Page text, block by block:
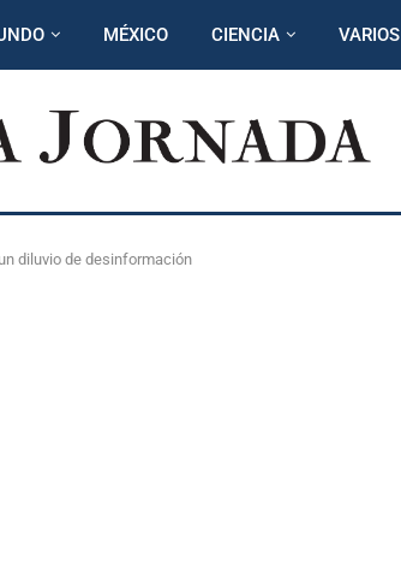
MÉXICO CIENCIA VARIOS
diluvio de desinformación